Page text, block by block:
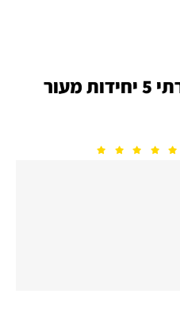
סט שולחן כתיבה יוקרתי 5 יחידות מעור